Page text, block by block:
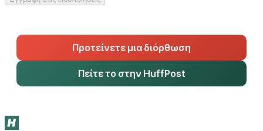
Προτείνετε μια διόρθωση
Πείτε το στην HuffPost